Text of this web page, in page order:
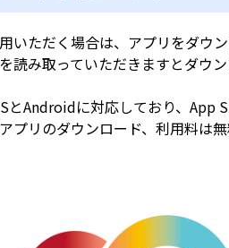
いただく場合は、アプリをダウ
読み取っていただきますとダウ
Androidに対応しており、App
プリのダウンロード、利用料は